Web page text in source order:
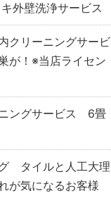
外壁洗浄サービス
クリーニングサービ
が！※当店ライセン
ングサービス 6畳
タイルと人工大理
が気になるお客様